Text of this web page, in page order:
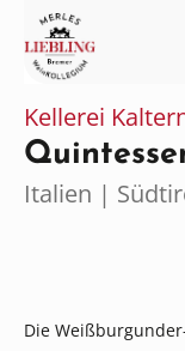
Kellerei
Italien |
Die